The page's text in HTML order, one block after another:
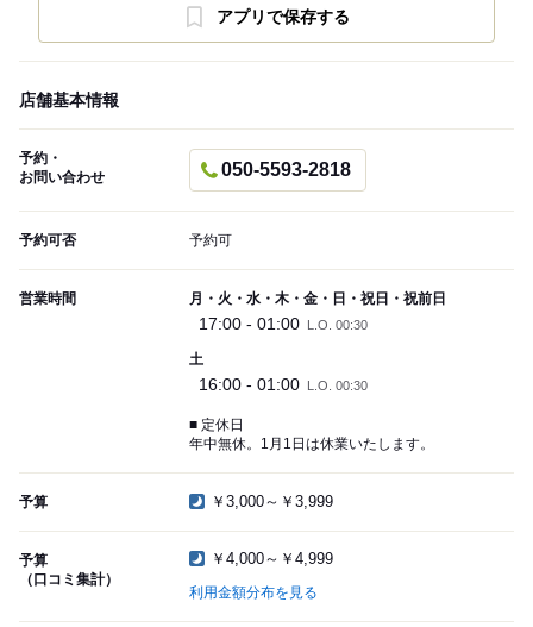
アプリで保存する
店舗基本情報
予約・
お問い合わせ
050-5593-2818
予約可否 予約可
営業時間 月・火・水・木・金・日・祝日・祝前日
17:00 - 01:00 L.O. 00:30
土
16:00 - 01:00 L.O. 00:30
■ 定休日
年中無休。1月1日は休業いたします。
予算 ￥3,000～￥3,999
予算
（口コミ集計）
￥4,000～￥4,999
利用金額分布を見る